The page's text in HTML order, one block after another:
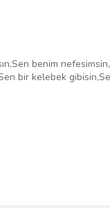
benim
bir kelebek